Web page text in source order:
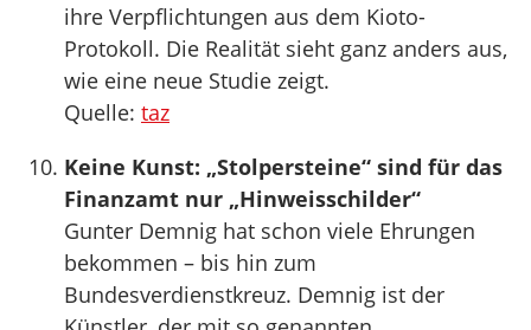
ihre Verpflichtungen aus dem Kioto-
Protokoll. Die Realität sieht ganz anders aus,
wie eine neue Studie zeigt.
Quelle: taz
Keine Kunst: „Stolpersteine“ sind für das
Finanzamt nur „Hinweisschilder“
Gunter Demnig hat schon viele Ehrungen
bekommen – bis hin zum
Bundesverdienstkreuz. Demnig ist der